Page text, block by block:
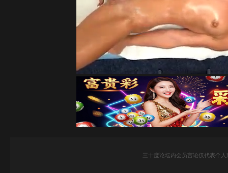
三十度论坛内会员言论仅代表个